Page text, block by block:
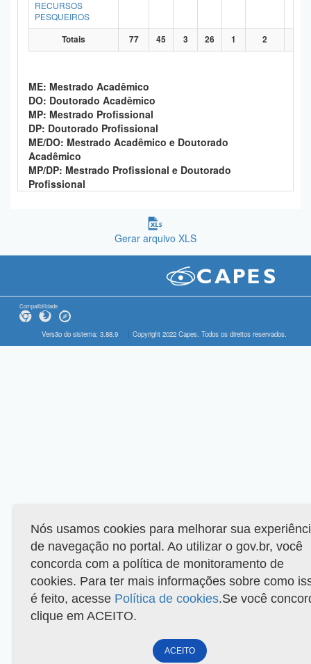
RECURSOS
PESQUEIROS
Totais 77 45 3 26 1 2
ME: Mestrado Acadêmico
DO: Doutorado Acadêmico
MP: Mestrado Profissional
DP: Doutorado Profissional
ME/DO: Mestrado Acadêmico e Doutorado
Acadêmico
MP/DP: Mestrado Profissional e Doutorado
Profissional
Gerar arquivo XLS
Compatibilidade
Versão do sistema: 3.88.9 Copyright 2022 Capes. Todos os direitos reservados.
Nós usamos cookies para melhorar sua
de navegação no portal. Ao utilizar o gov.br, você
concorda com a política de monitoramento de
cookies. Para ter mais informações sobre como
é feito, acesse Política de cookies.Se você
clique em ACEITO.
ACEITO